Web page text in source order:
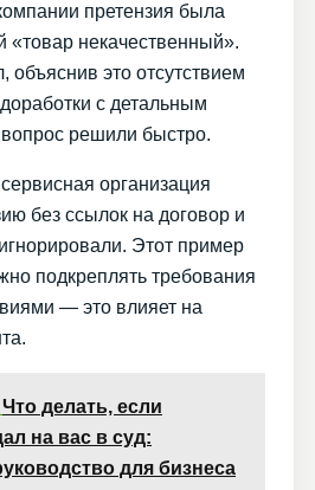
претензия была
«товар некачественный».
объяснив это отсутствием
с детальным
решили быстро.
организация
без ссылок на договор и
Этот пример
подкреплять требования
— это влияет на
Что делать, если
на вас в суд:
для бизнеса